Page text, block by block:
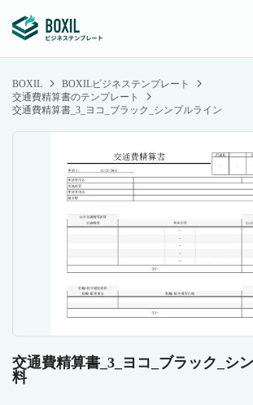
BOXIL
BOXILビジネステンプレート
交通費精算書のテンプレート
交通費精算書_3_ヨコ_ブラック_シンプルライン
交通費精算書_3_ヨコ_ブラック_シ
料